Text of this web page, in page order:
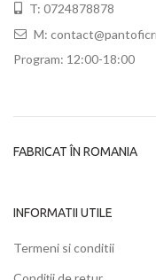
T: 0724878878
M:
Program: 12:00-18:00
FABRICAT ÎN ROMANIA
INFORMATII UTILE
Termeni si conditii